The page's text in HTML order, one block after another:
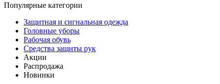
Популярные категории
Защитная и сигнальная одежда
Головные уборы
Рабочая обувь
Средства защиты рук
Акции
Распродажа
Новинки